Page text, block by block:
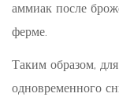
аммиак после
ферме.
Таким образом,
одновременного